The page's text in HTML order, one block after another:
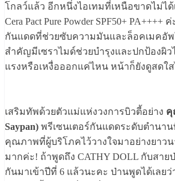
โกลว์แล้ว อีกหนึ่งไอเทมที่เหนือขาดไม่ได้
Cera Pact Pure Powder SPF50+ PA++++
กันแดดที่ช่วยซับความมันและล็อคเมคอัพ
สำคัญมีเซราไมด์ช่วยบำรุงและปกป้องผิว
แรงหรือเหงื่อออกแค่ไหน หน้าก็ยังดูสดใ
เสริมทัพด้วยตัวแม่แห่งวงการบิวตี้อย่าง คุ
Saypan) พรีเซนเตอร์กันแดดระดับตำนา
คุณภาพที่ผู้บริโภคไว้วางใจมาอย่างยาวน
มากค่ะ! ถ้าพูดถึง CATHY DOLL กับสายป่
กันมาเข้าปีที่ 6 แล้วนะคะ ป่านพูดได้เลย